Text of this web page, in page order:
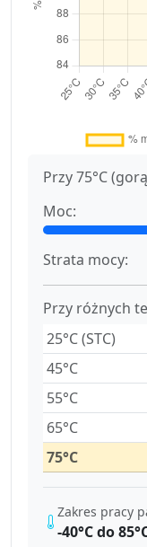
Przy 75°C
Moc:
Strata mocy:
Przy różnych
25°C (STC)
45°C
55°C
65°C
75°C
Zakres pracy
-40°C do